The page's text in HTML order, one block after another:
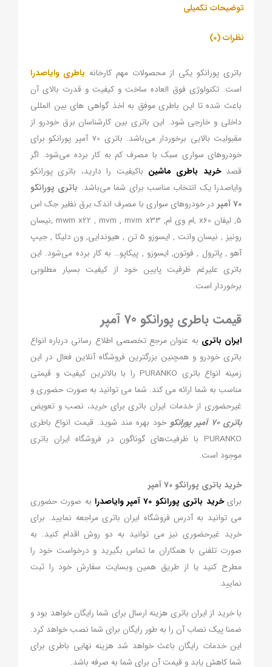
توضیحات تکمیلی
نظرات (0)
باتری پورانکو یکی از محصولات مهم کارخانه باطری وایاصدرا
است. تکنولوژی فوق العاده ساخت و کیفیت و قدرت بالای آن
باعث شده تا این باطری موفق به اخذ گواهی های بین المللی
داخلی و خارجی شود. این باتری بین کارشناسان برق خودرو از
مقبولیت بالایی برخوردار می‌باشد. باتری 70 آمپر پورانکو برای
خودروهای سواری سبک با مصرف کم به کار برده می‌شود. اگر
قصدخرید باطری ماشین باکیفیت را دارید، باتری پورانکو
وایاصدرا یک انتخاب مناسب برای شما می‌باشد. باتری پورانکو
70 آمپر
در خودروهای سواری با مصرف اندک برق نظیر جک اس
5, لیفان x60 ,ام وی ام, mwm x22 , mvm , mvm x33 ,نیسان
رونیز , نیسان وانت , ایسوزو 5 تن , هیوندایی, ون دلیکا , جیپ
آهو , پاترول , فوتون, ایسوزو , پیکاپو… به کار برده می‌شود. این
باتری علیرغم ظرفیت پایین خود از کیفیت بسیار مطلوبی
برخوردار است.
قیمت باطری پورانکو 70 آمپر
ایران باتری به عنوان مرجع تخصصی اطلاع رسانی درباره انواع
باتری خودرو و همچنین بزرگترین فروشگاه آنلاین فعال در این
زمینه انواع باتری PURANKO را با بالاترین کیفیت و قیمتی
مناسب به شما ارائه می کند. شما می توانید به صورت حضوری و
غیرحضوری از خدمات ایران باتری برای خرید، نصب و تعویض
باتری 70 آمپر پورانکو
خود بهره مند شوید. قیمت انواع باطری
PURANKO با ظرفیت‌های گوناگون در فروشگاه ایران باتری
موجود است.
خرید باتری پورانکو 70 آمپر
برایخرید باتری پورانکو 70 آمپر وایاصدرا
به صورت حضوری
می توانید به آدرس فروشگاه ایران باتری مراجعه نمایید. برای
خرید غیرحضوری نیز می توانید به دو روش اقدام کنید. به
صورت تلفنی با همکاران ما تماس بگیرید و درخواست خود را
مطرح کنید یا از طریق همین وبسایت سفارش خود را ثبت
نمایید.
با خرید از ایران باتری هزینه ارسال برای شما رایگان خواهد بود و
ضمنا پیک نصاب آن را به طور رایگان برای شما نصب خواهد کرد.
این خدمات رایگان باعث خواهد شد هزینه نهایی باطری برای
شما کاهش یابد و قیمت آن برای شما به صرفه باشد.